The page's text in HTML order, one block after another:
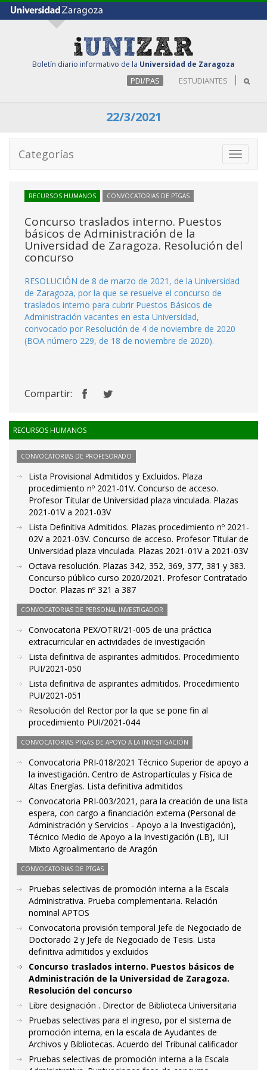
Boletín diario informativo de la Universidad de Zaragoza
PDI/PAS ESTUDIANTES
22/3/2021
Toggle
Categorías
RECURSOS HUMANOS CONVOCATORIAS DE PTGAS
Concurso traslados interno. Puestos
básicos de Administración de la
Universidad de Zaragoza. Resolución del
concurso
RESOLUCIÓN de 8 de marzo de 2021, de la Universidad
de Zaragoza, por la que se resuelve el concurso de
traslados interno para cubrir Puestos Básicos de
Administración vacantes en esta Universidad,
convocado por Resolución de 4 de noviembre de 2020
(BOA número 229, de 18 de noviembre de 2020).
Compartir:
RECURSOS HUMANOS
CONVOCATORIAS DE PROFESORADO
Lista Provisional Admitidos y Excluidos. Plaza
procedimiento nº 2021-01V. Concurso de acceso.
Profesor Titular de Universidad plaza vinculada. Plazas
2021-01V a 2021-03V
Lista Definitiva Admitidos. Plazas procedimiento nº 2021-
02V a 2021-03V. Concurso de acceso. Profesor Titular de
Universidad plaza vinculada. Plazas 2021-01V a 2021-03V
Octava resolución. Plazas 342, 352, 369, 377, 381 y 383.
Concurso público curso 2020/2021. Profesor Contratado
Doctor. Plazas nº 321 a 387
CONVOCATORIAS DE PERSONAL INVESTIGADOR
Convocatoria PEX/OTRI/21-005 de una práctica
extracurricular en actividades de investigación
Lista definitiva de aspirantes admitidos. Procedimiento
PUI/2021-050
Lista definitiva de aspirantes admitidos. Procedimiento
PUI/2021-051
Resolución del Rector por la que se pone fin al
procedimiento PUI/2021-044
CONVOCATORIAS PTGAS DE APOYO A LA INVESTIGACIÓN
Convocatoria PRI-018/2021 Técnico Superior de apoyo a
la investigación. Centro de Astropartículas y Física de
Altas Energías. Lista definitiva admitidos
Convocatoria PRI-003/2021, para la creación de una lista
espera, con cargo a financiación externa (Personal de
Administración y Servicios - Apoyo a la Investigación),
Técnico Medio de Apoyo a la Investigación (LB), IUI
Mixto Agroalimentario de Aragón
CONVOCATORIAS DE PTGAS
Pruebas selectivas de promoción interna a la Escala
Administrativa. Prueba complementaria. Relación
nominal APTOS
Convocatoria provisión temporal Jefe de Negociado de
Doctorado 2 y Jefe de Negociado de Tesis. Lista
definitiva admitidos y excluidos
Concurso traslados interno. Puestos básicos de
Administración de la Universidad de Zaragoza.
Resolución del concurso
Libre designación . Director de Biblioteca Universitaria
Pruebas selectivas para el ingreso, por el sistema de
promoción interna, en la escala de Ayudantes de
Archivos y Bibliotecas. Acuerdo del Tribunal calificador
Pruebas selectivas de promoción interna a la Escala